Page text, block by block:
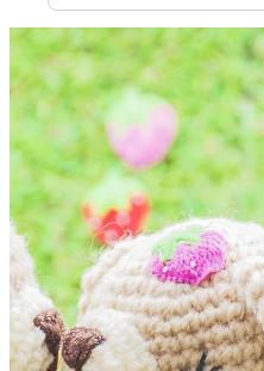
Todas Imágenes
Fotos
PNGs
PSDs
SVGs
Plantillas
Vectores
Videos
Gráficos en Movimiento
Imágenes Editoriales
Eventos Editoriales